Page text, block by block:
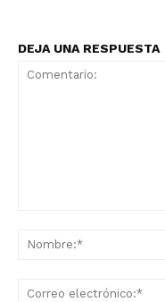
DEJA UNA RESPUESTA